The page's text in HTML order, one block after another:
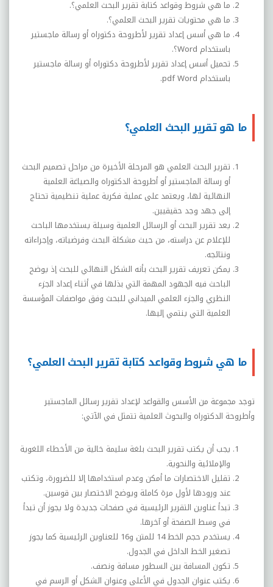
ما هي شروط وقواعد كتابة تقرير البحث العلمي؟.
ما هي محتويات تقرير البحث العلمي؟.
ما هي أسس إعداد تقرير لأطروحة دكتوراه أو رسالة ماجستير
باستخدام Word؟.
تحميل أسس إعداد تقرير لأطروحة دكتوراه أو رسالة ماجستير
باستخدام Word
pdf
.
ما هو تقرير البحث العلمي؟
تقرير البحث العلمي هو المرحلة الأخيرة من مراحل تصميم البحث
أو رسالة الماجستير أو أطروحة الدكتوراه والصياغة العلمية
النهائية لها، ويعتمد على عملية فكرية عملية تنظيمية تحتاج
إلى جهد وجد حقيقيين.
يعد تقرير البحث أو الرسائل العلمية وسيلة يستخدمها الباحث
للإعلام عن دراسته، من حيث مشكلة البحث وفرضياته، وإجراءاته
ونتائجه.
يمكن تعريف تقرير البحث بأنه الشكل النهائي للبحث إذ يوضح
الباحث فيه الجهود المهمة التي بذلها في أثناء إعداد الجزء
النظري والجزء العلمي الميداني للبحث وفق مواصفات المؤسسة
العلمية التي ينتمي إليها.
ما هي شروط وقواعد كتابة تقرير البحث العلمي؟
توجد مجموعة من الأسس والقواعد لإعداد تقرير رسائل الماجستير
وأطروحة الدكتوراه والبحوث العلمية تتمثل في الآتي:
يجب أن يكتب تقرير البحث بلغة سليمة خالية من الأخطاء اللغوية
والإملائية والنحوية.
تقليل الاختصارات ما أمكن وعدم استخدامها إلا للضرورة، وتكتب
عند ورودها لأول مرة كاملة ويوضح الاختصار بين قوسين.
تبدأ عناوين التقرير الرئيسية في صفحات جديدة ولا يجوز أن تبدأ
في وسط الصفحة أو آخرها.
يستخدم حجم الخط 14 للمتن و16 للعناوين الرئيسية كما يجوز
تصغير الخط الداخل في الجدول.
تكون المسافة بين السطور مسافة ونصف.
يكتب عنوان الجدول في الأعلى وعنوان الشكل أو الرسم في